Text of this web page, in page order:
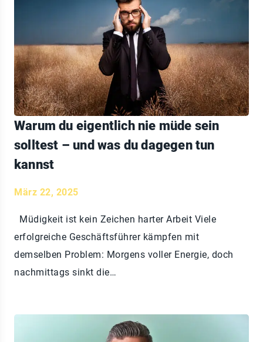
Warum du eigentlich nie müde sein
solltest – und was du dagegen tun
kannst
März 22, 2025
Müdigkeit ist kein Zeichen harter Arbeit Viele
erfolgreiche Geschäftsführer kämpfen mit
demselben Problem: Morgens voller Energie, doch
nachmittags sinkt die…